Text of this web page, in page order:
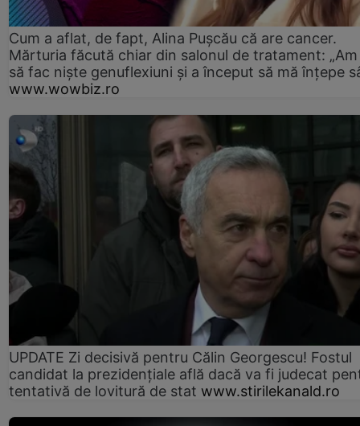
Cum a aflat, de fapt, Alina Pușcău că are cancer.
Mărturia făcută chiar din salonul de tratament:
să fac niște genuflexiuni și a început să mă înțepe
www.wowbiz.ro
UPDATE Zi decisivă pentru Călin Georgescu! Fostul
candidat la prezidențiale află dacă va fi judecat
tentativă de lovitură de stat www.stirilekanald.ro